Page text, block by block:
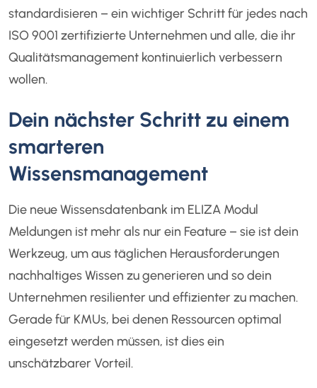
standardisieren – ein wichtiger Schritt für jedes nach
ISO 9001 zertifizierte Unternehmen und alle, die ihr
Qualitätsmanagement kontinuierlich verbessern
wollen.
Dein nächster Schritt zu einem
smarteren
Wissensmanagement
Die neue Wissensdatenbank im ELIZA Modul
Meldungen ist mehr als nur ein Feature – sie ist dein
Werkzeug, um aus täglichen Herausforderungen
nachhaltiges Wissen zu generieren und so dein
Unternehmen resilienter und effizienter zu machen.
Gerade für KMUs, bei denen Ressourcen optimal
eingesetzt werden müssen, ist dies ein
unschätzbarer Vorteil.